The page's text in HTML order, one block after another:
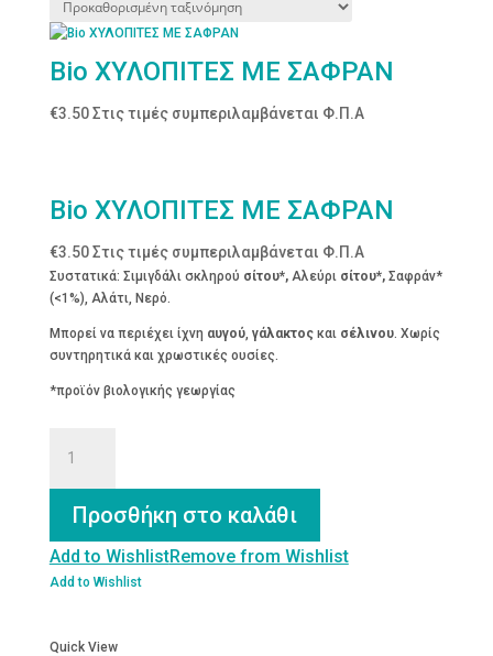
Bio ΧΥΛΟΠΙΤΕΣ ΜΕ ΣΑΦΡΑΝ
€3.50 Στις τιμές συμπεριλαμβάνεται Φ.Π.Α
Bio ΧΥΛΟΠΙΤΕΣ ΜΕ ΣΑΦΡΑΝ
€3.50 Στις τιμές συμπεριλαμβάνεται Φ.Π.Α
Συστατικά: Σιμιγδάλι σκληρού σίτου*, Αλεύρι σίτου*, Σαφράν*
(<1%), Αλάτι, Νερό.
Μπορεί να περιέχει ίχνη αυγού, γάλακτοςκαισέλινου. Χωρίς
συντηρητικά και χρωστικές ουσίες.
*προϊόν βιολογικής γεωργίας
ΧΥΛΟΠΙΤΕΣ
ΣΑΦΡΑΝ
ποσότητα
Προσθήκη στο καλάθι
Add to WishlistRemove from Wishlist
Add to Wishlist
Quick View